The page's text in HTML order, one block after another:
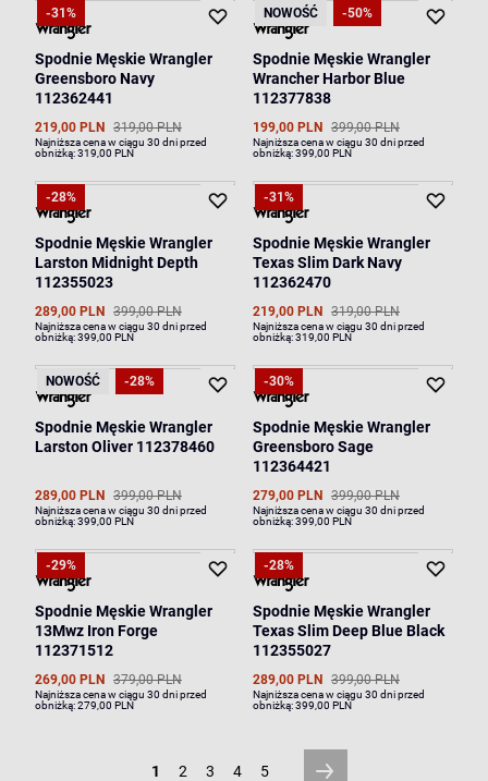
-31%
Spodnie Męskie Wrangler
Greensboro Navy
112362441
219,00 PLN 319,00 PLN
Najniższa cena w ciągu 30 dni przed
obniżką:319,00 PLN
NOWOŚĆ -50%
Spodnie Męskie Wrangler
Wrancher Harbor Blue
112377838
199,00 PLN 399,00 PLN
Najniższa cena w ciągu 30 dni przed
obniżką:399,00 PLN
-28%
Spodnie Męskie Wrangler
Larston Midnight Depth
112355023
289,00 PLN 399,00 PLN
Najniższa cena w ciągu 30 dni przed
obniżką:399,00 PLN
-31%
Spodnie Męskie Wrangler
Texas Slim Dark Navy
112362470
219,00 PLN 319,00 PLN
Najniższa cena w ciągu 30 dni przed
obniżką:319,00 PLN
NOWOŚĆ -28%
Spodnie Męskie Wrangler
Larston Oliver 112378460
289,00 PLN 399,00 PLN
Najniższa cena w ciągu 30 dni przed
obniżką:399,00 PLN
-30%
Spodnie Męskie Wrangler
Greensboro Sage
112364421
279,00 PLN 399,00 PLN
Najniższa cena w ciągu 30 dni przed
obniżką:399,00 PLN
-29%
Spodnie Męskie Wrangler
13Mwz Iron Forge
112371512
269,00 PLN 379,00 PLN
Najniższa cena w ciągu 30 dni przed
obniżką:279,00 PLN
-28%
Spodnie Męskie Wrangler
Texas Slim Deep Blue Black
112355027
289,00 PLN 399,00 PLN
Najniższa cena w ciągu 30 dni przed
obniżką:399,00 PLN
1 2 3 4 5